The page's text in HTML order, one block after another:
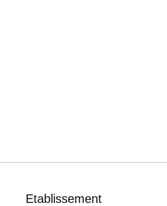
Etablissement